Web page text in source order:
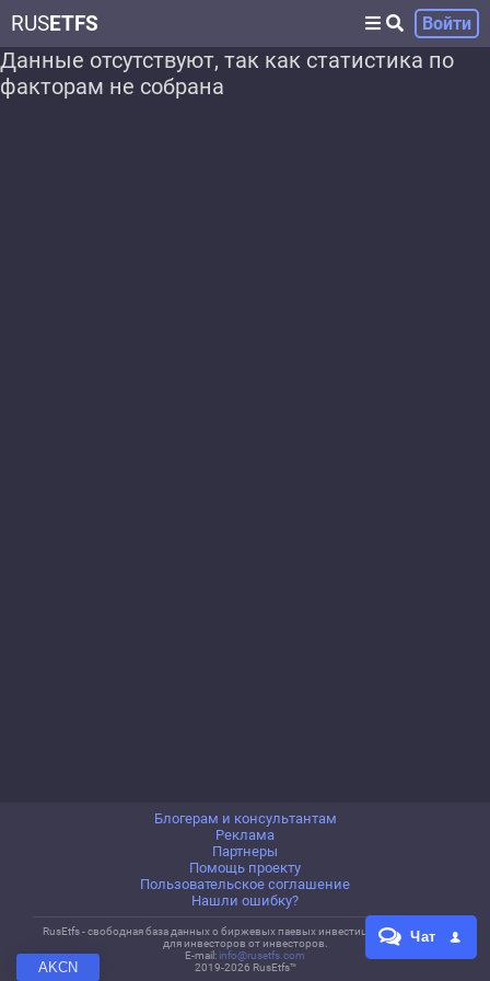
RUSETFS Войти
Данные отсутствуют, так как статистика по
факторам не собрана
Блогерам и консультантам
Реклама
Партнеры
Помощь проекту
Пользовательское соглашение
Нашли ошибку?
RusEtfs- свободная база данных о биржевых паевых инвестиционных фондах
для инвесторов от инвесторов.
E-mail: info@rusetfs.com
2019-2026 RusEtfs™
AKCN
Чат